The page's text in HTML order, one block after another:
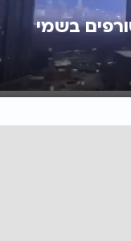
בשמי